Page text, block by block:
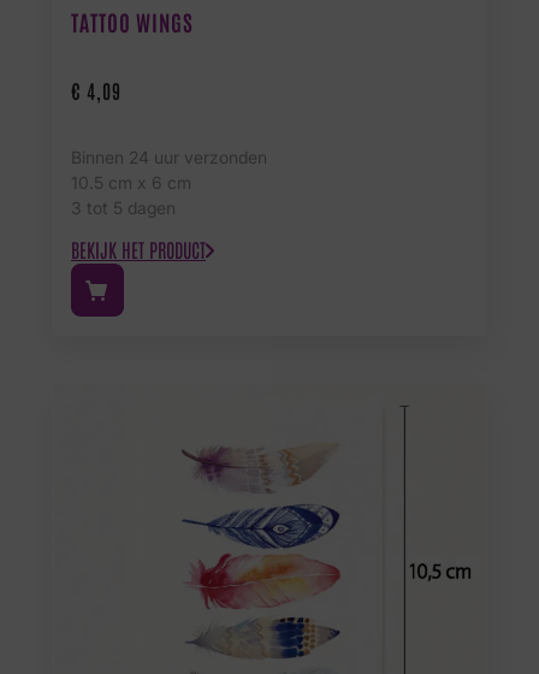
TATTOO WINGS
€ 4,09
Binnen 24 uur verzonden
10.5 cm x 6 cm
3 tot 5 dagen
BEKIJK HET PRODUCT